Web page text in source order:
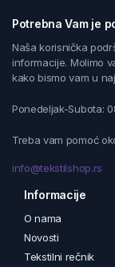
Potrebna Vam je
Naša korisnička
informacije. Molimo
kako bismo vam u
Ponedeljak-Subota:
Treba vam pomoć
info@tekstilshop.rs
Informacije
O nama
Novosti
Tekstilni rečnik